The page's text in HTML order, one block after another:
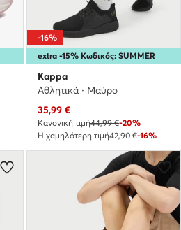
extra -15% Κωδικός: SUMMER
-16%
Kappa
Αθλητικά · Μαύρο
Τρέχουσα τιμή
35,99 €
Κανονική τιμή44,99 €-20%
Η χαμηλότερη τιμή42,90 €-16%